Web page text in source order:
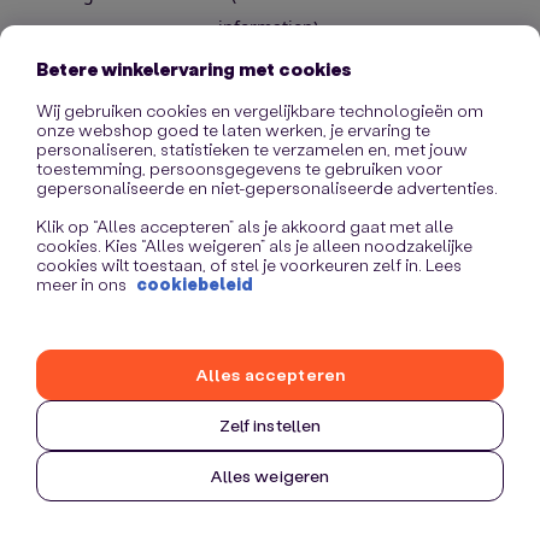
information).
Betere winkelervaring met cookies
Wij gebruiken cookies en vergelijkbare technologieën om
onze webshop goed te laten werken, je ervaring te
personaliseren, statistieken te verzamelen en, met jouw
toestemming, persoonsgegevens te gebruiken voor
gepersonaliseerde en niet-gepersonaliseerde advertenties.
Klik op “Alles accepteren” als je akkoord gaat met alle
cookies. Kies “Alles weigeren” als je alleen noodzakelijke
cookies wilt toestaan, of stel je voorkeuren zelf in. Lees
meer in ons cookiebeleid
Zelf instellen
Alles weigeren
Alles accepteren